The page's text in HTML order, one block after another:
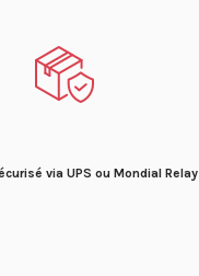
via UPS ou Mondial Relay